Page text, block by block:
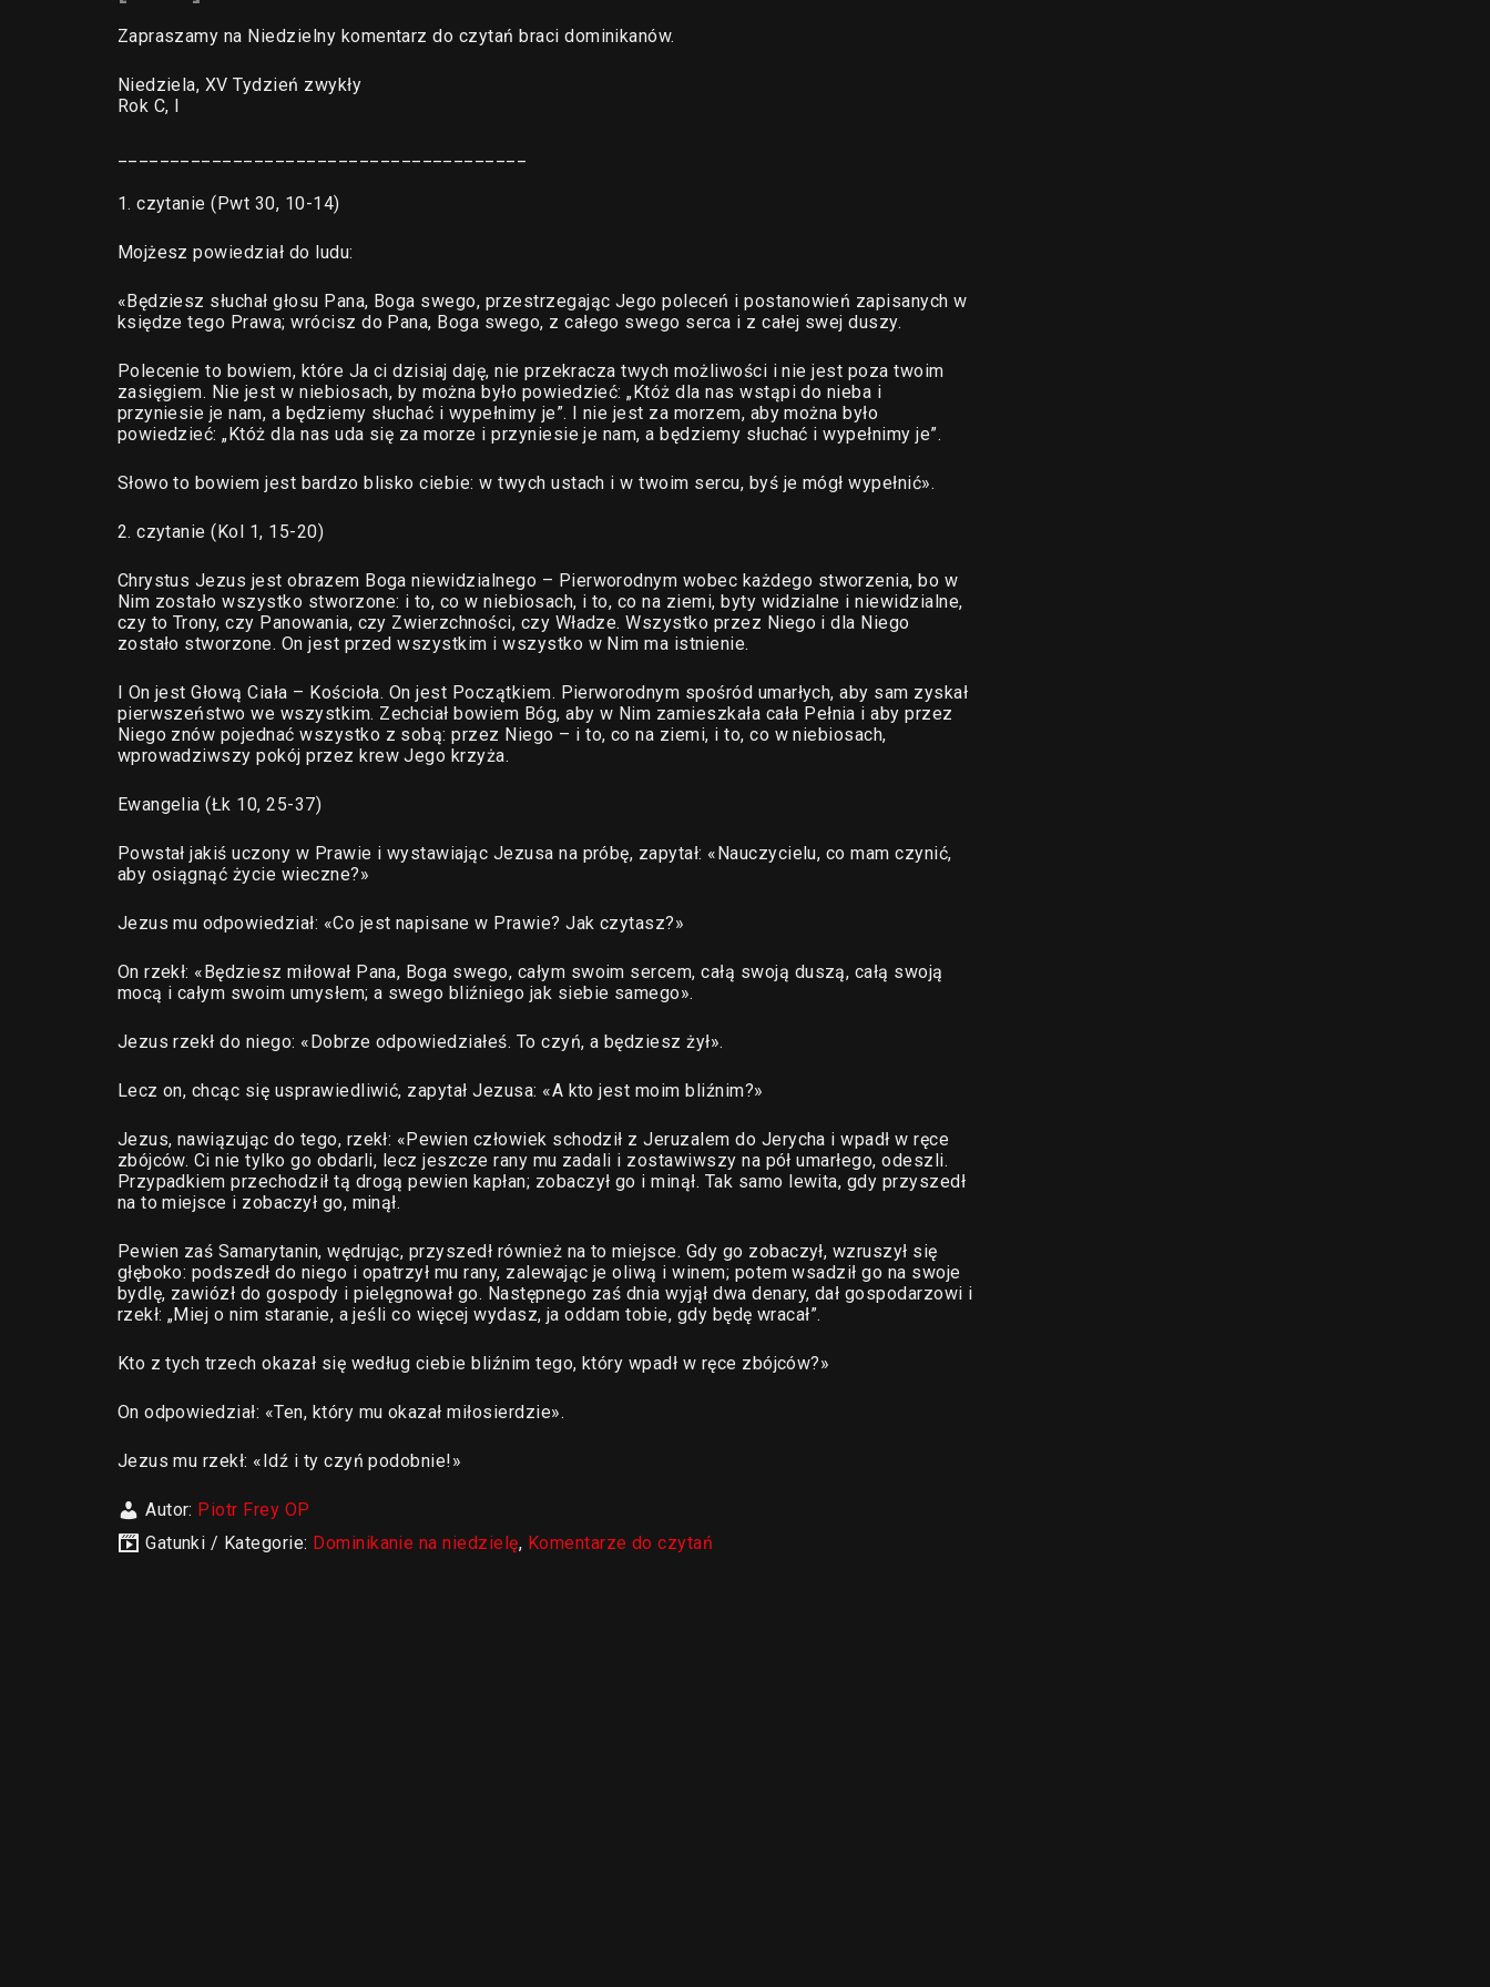
Zapraszamy na Niedzielny komentarz do czytań braci dominikanów.
Niedziela, XV Tydzień zwykły
Rok C, I
1. czytanie (Pwt 30, 10-14)
Mojżesz powiedział do ludu:
«Będziesz słuchał głosu Pana, Boga swego, przestrzegając Jego poleceń i postanowień zapisanych w
księdze tego Prawa; wrócisz do Pana, Boga swego, z całego swego serca i z całej swej duszy.
Polecenie to bowiem, które Ja ci dzisiaj daję, nie przekracza twych możliwości i nie jest poza twoim
zasięgiem. Nie jest w niebiosach, by można było powiedzieć: „Któż dla nas wstąpi do nieba i
przyniesie je nam, a będziemy słuchać i wypełnimy je”. I nie jest za morzem, aby można było
powiedzieć: „Któż dla nas uda się za morze i przyniesie je nam, a będziemy słuchać i wypełnimy je”.
Słowo to bowiem jest bardzo blisko ciebie: w twych ustach i w twoim sercu, byś je mógł wypełnić».
2. czytanie (Kol 1, 15-20)
Chrystus Jezus jest obrazem Boga niewidzialnego – Pierworodnym wobec każdego stworzenia, bo w
Nim zostało wszystko stworzone: i to, co w niebiosach, i to, co na ziemi, byty widzialne i niewidzialne,
czy to Trony, czy Panowania, czy Zwierzchności, czy Władze. Wszystko przez Niego i dla Niego
zostało stworzone. On jest przed wszystkim i wszystko w Nim ma istnienie.
I On jest Głową Ciała – Kościoła. On jest Początkiem. Pierworodnym spośród umarłych, aby sam zyskał
pierwszeństwo we wszystkim. Zechciał bowiem Bóg, aby w Nim zamieszkała cała Pełnia i aby przez
Niego znów pojednać wszystko z sobą: przez Niego – i to, co na ziemi, i to, co w niebiosach,
wprowadziwszy pokój przez krew Jego krzyża.
Ewangelia (Łk 10, 25-37)
Powstał jakiś uczony w Prawie i wystawiając Jezusa na próbę, zapytał: «Nauczycielu, co mam czynić,
aby osiągnąć życie wieczne?»
Jezus mu odpowiedział: «Co jest napisane w Prawie? Jak czytasz?»
On rzekł: «Będziesz miłował Pana, Boga swego, całym swoim sercem, całą swoją duszą, całą swoją
mocą i całym swoim umysłem; a swego bliźniego jak siebie samego».
Jezus rzekł do niego: «Dobrze odpowiedziałeś. To czyń, a będziesz żył».
Lecz on, chcąc się usprawiedliwić, zapytał Jezusa: «A kto jest moim bliźnim?»
Jezus, nawiązując do tego, rzekł: «Pewien człowiek schodził z Jeruzalem do Jerycha i wpadł w ręce
zbójców. Ci nie tylko go obdarli, lecz jeszcze rany mu zadali i zostawiwszy na pół umarłego, odeszli.
Przypadkiem przechodził tą drogą pewien kapłan; zobaczył go i minął. Tak samo lewita, gdy przyszedł
na to miejsce i zobaczył go, minął.
Pewien zaś Samarytanin, wędrując, przyszedł również na to miejsce. Gdy go zobaczył, wzruszył się
głęboko: podszedł do niego i opatrzył mu rany, zalewając je oliwą i winem; potem wsadził go na swoje
bydlę, zawiózł do gospody i pielęgnował go. Następnego zaś dnia wyjął dwa denary, dał gospodarzowi i
rzekł: „Miej o nim staranie, a jeśli co więcej wydasz, ja oddam tobie, gdy będę wracał”.
Kto z tych trzech okazał się według ciebie bliźnim tego, który wpadł w ręce zbójców?»
On odpowiedział: «Ten, który mu okazał miłosierdzie».
Jezus mu rzekł: «Idź i ty czyń podobnie!»
Autor: Piotr Frey OP
Gatunki / Kategorie: Dominikanie na niedzielę, Komentarze do czytań